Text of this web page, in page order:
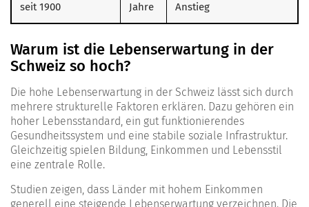
seit 1900
Jahre
Anstieg
Warum ist die Lebenserwartung in der
Schweiz so hoch?
Die hohe Lebenserwartung in der Schweiz lässt sich durch
mehrere strukturelle Faktoren erklären. Dazu gehören ein
hoher Lebensstandard, ein gut funktionierendes
Gesundheitssystem und eine stabile soziale Infrastruktur.
Gleichzeitig spielen Bildung, Einkommen und Lebensstil
eine zentrale Rolle.
Studien zeigen, dass Länder mit hohem Einkommen
generell eine steigende Lebenserwartung verzeichnen. Die